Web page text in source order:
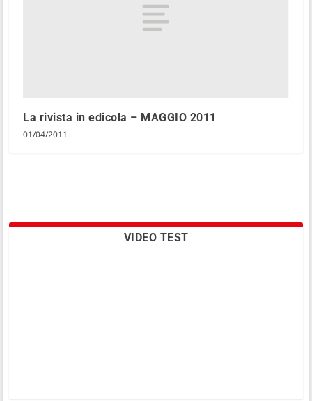
La rivista in edicola – MAGGIO 2011
01/04/2011
VIDEO TEST